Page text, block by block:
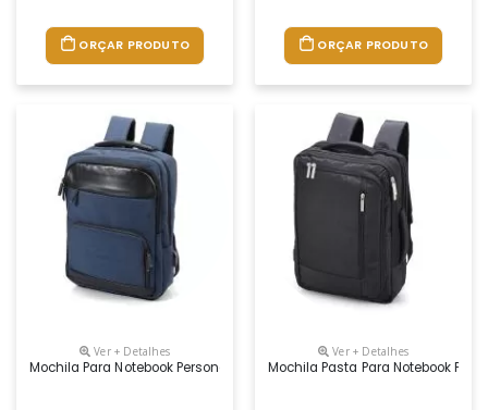
ORÇAR PRODUTO ORÇAR PRODUTO
Ver + Detalhes
Mochila Para Notebook Personalizada
Ver + Detalhes
Mochila Pasta Para Notebook